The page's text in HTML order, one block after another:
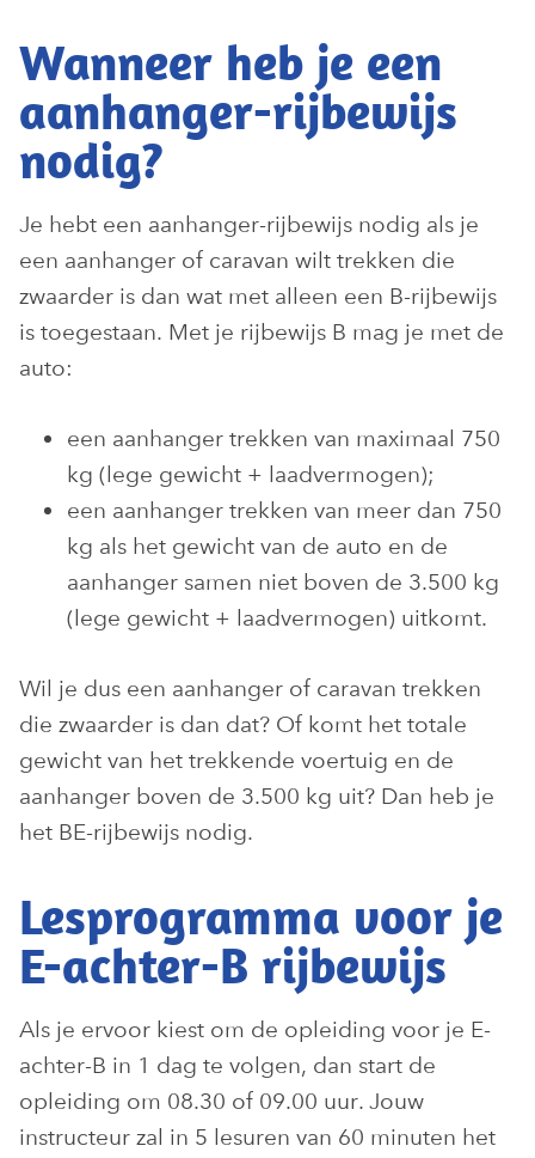
Wanneer heb je een
aanhanger-rijbewijs
nodig?
Je hebt een aanhanger-rijbewijs nodig als je
een aanhanger of caravan wilt trekken die
zwaarder is dan wat met alleen een B-rijbewijs
is toegestaan. Met je rijbewijs B mag je met de
auto:
een aanhanger trekken van maximaal 750
kg (lege gewicht + laadvermogen);
een aanhanger trekken van meer dan 750
kg als het gewicht van de auto en de
aanhanger samen niet boven de 3.500 kg
(lege gewicht + laadvermogen) uitkomt.
Wil je dus een aanhanger of caravan trekken
die zwaarder is dan dat? Of komt het totale
gewicht van het trekkende voertuig en de
aanhanger boven de 3.500 kg uit? Dan heb je
het BE-rijbewijs nodig.
Lesprogramma voor je
E-achter-B rijbewijs
Als je ervoor kiest om de opleiding voor je E-
achter-B in 1 dag te volgen, dan start de
opleiding om 08.30 of 09.00 uur. Jouw
instructeur zal in 5 lesuren van 60 minuten het